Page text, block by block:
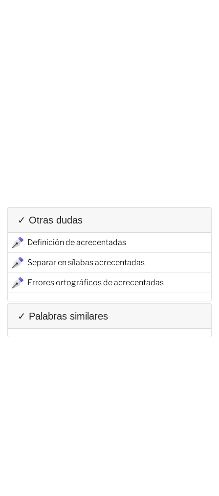
✓ Otras dudas
Definición de acrecentadas
Separar en sílabas acrecentadas
Errores ortográficos de acrecentadas
✓ Palabras similares